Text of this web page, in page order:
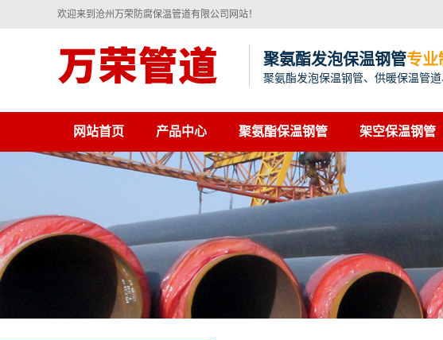
欢迎来到沧州万荣防腐保温管道有限公司网站！
聚氨酯发泡保温钢管专业
聚氨酯发泡保温钢管、供暖保温管
网站首页 产品中心 聚氨酯保温钢管 架空保温钢管